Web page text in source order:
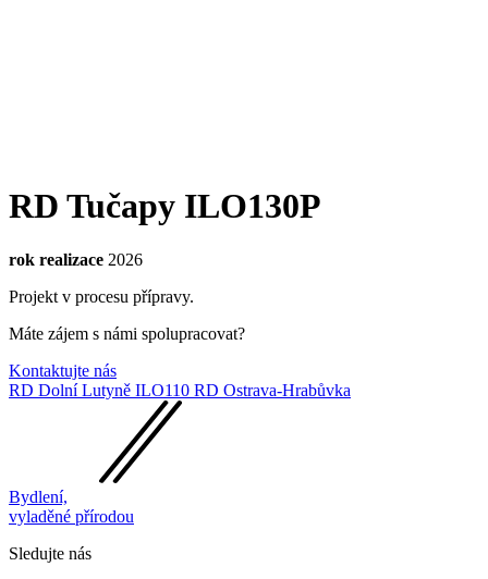
RD Tučapy ILO130P
rok realizace 2026
Projekt v procesu přípravy.
Máte zájem s námi spolupracovat?
Kontaktujte nás
RD Dolní Lutyně ILO110 RD Ostrava-Hrabůvka
Bydlení,
vyladěné přírodou
Sledujte nás